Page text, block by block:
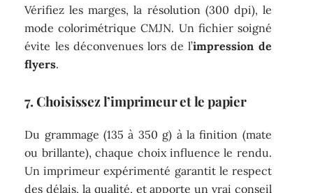
Vérifiez les marges, la résolution (300 dpi), le
mode colorimétrique CMJN. Un fichier soigné
évite les déconvenues lors de l’impression de
flyers.
7. Choisissez l’imprimeur et le papier
Du grammage (135 à 350 g) à la finition (mate
ou brillante), chaque choix influence le rendu.
Un imprimeur expérimenté garantit le respect
des délais, la qualité, et apporte un vrai conseil